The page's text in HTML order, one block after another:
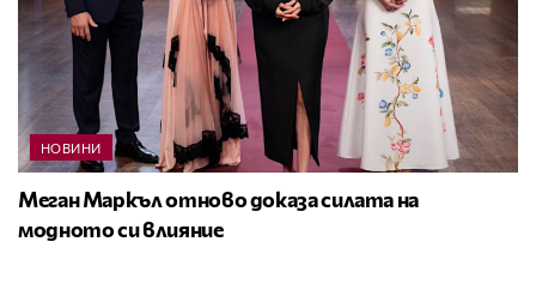
НОВИНИ
Меган Маркъл отново доказа силата на
модното си влияние